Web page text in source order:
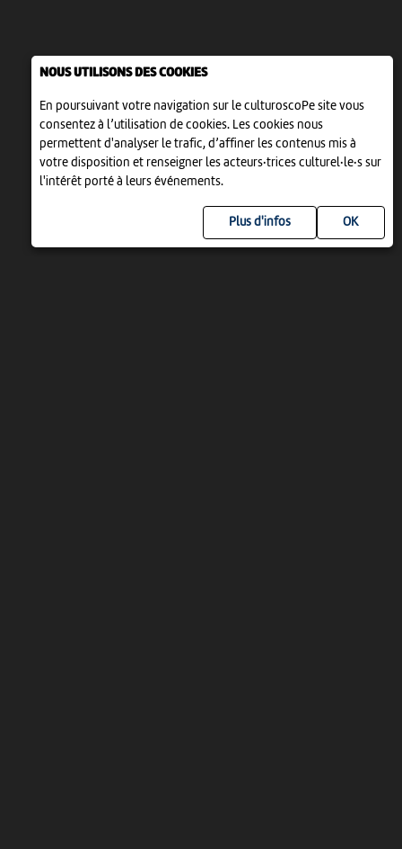
NOUS UTILISONS DES COOKIES
En poursuivant votre navigation sur le culturoscoPe site vous
consentez à l’utilisation de cookies. Les cookies nous
permettent d'analyser le trafic, d’affiner les contenus mis à
votre disposition et renseigner les acteurs·trices culturel·le·s sur
l'intérêt porté à leurs événements.
Plus d'infos